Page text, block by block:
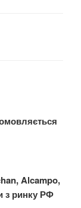
Alcampo,
з ринку РФ